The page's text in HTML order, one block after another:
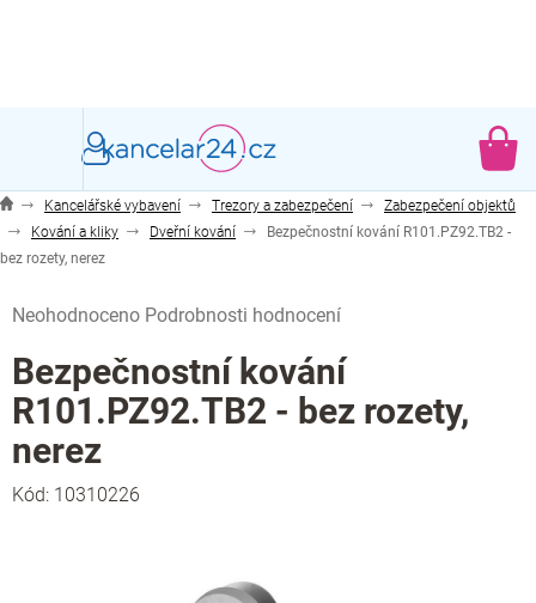
Kancelářské vybavení Trezory a zabezpečení
Zabezpečení objektů
Kování a kliky
Dveřní kování
Bezpečnostní kování R101.PZ92.TB2 -
bez rozety, nerez
hodnocení
produktu
je
0,0
z
5
hvězdiček.
Neohodnoceno Podrobnosti hodnocení
Bezpečnostní kování
R101.PZ92.TB2 - bez rozety,
nerez
Kód: 10310226